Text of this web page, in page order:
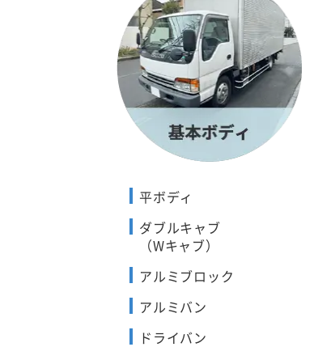
平ボディ
ダブルキャブ
（Wキャブ）
アルミブロック
アルミバン
ドライバン